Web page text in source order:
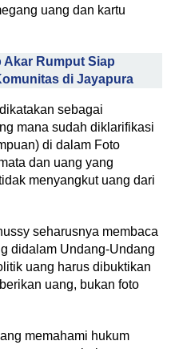
uang dan kartu
Akar Rumput Siap
di Jayapura
sebagai
mana sudah diklarifikasi
di dalam Foto
dan uang yang
menyangkut uang dari
seharusnya membaca
didalam Undang-Undang
uang harus dibuktikan
uang, bukan foto
memahami hukum